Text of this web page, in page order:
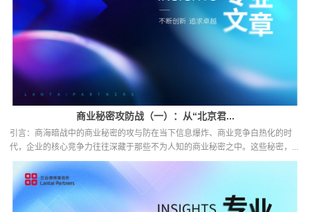
商业秘密攻防战（一）：从“北京君...
引言：商海暗战中的商业秘密的攻与防在当下信息爆炸、商业竞争白热化的时
代，企业的核心竞争力往往深藏于那些不为人知的商业秘密之中。这些秘密，...